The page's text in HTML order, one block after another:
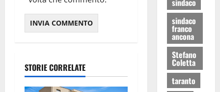
STORIE CORRELATE
sindaco
sindaco
franco
ancona
Stefano
Coletta
taranto